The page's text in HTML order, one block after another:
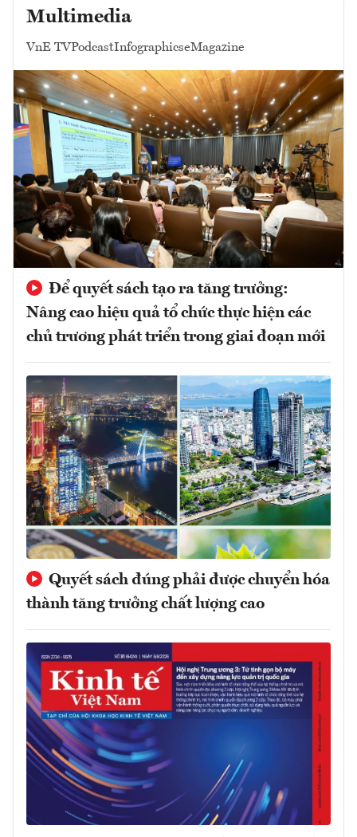
Multimedia
VnE TVPodcastInfographicseMagazine
Để quyết sách tạo ra tăng trưởng:
Nâng cao hiệu quả tổ chức thực hiện các
chủ trương phát triển trong giai đoạn mới
Quyết sách đúng phải được chuyển hóa
thành tăng trưởng chất lượng cao